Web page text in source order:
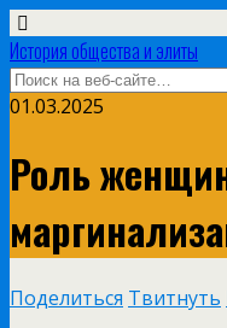
История общества и элиты
01.03.2025
Роль
Поделиться Твитнуть